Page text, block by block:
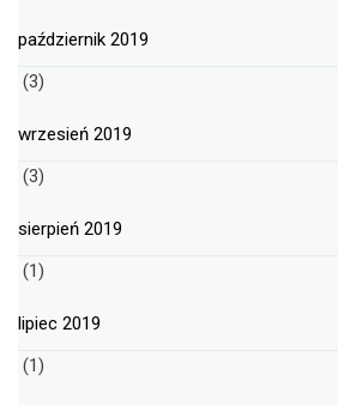
październik 2019
(3)
wrzesień 2019
(3)
sierpień 2019
(1)
lipiec 2019
(1)